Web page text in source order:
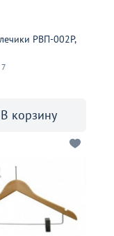
РВП-002Р,
7
В корзину